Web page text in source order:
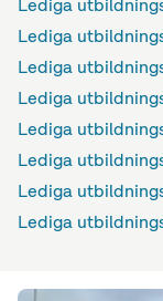
Lediga
Lediga
Lediga
Lediga
Lediga
Lediga
Lediga
Lediga